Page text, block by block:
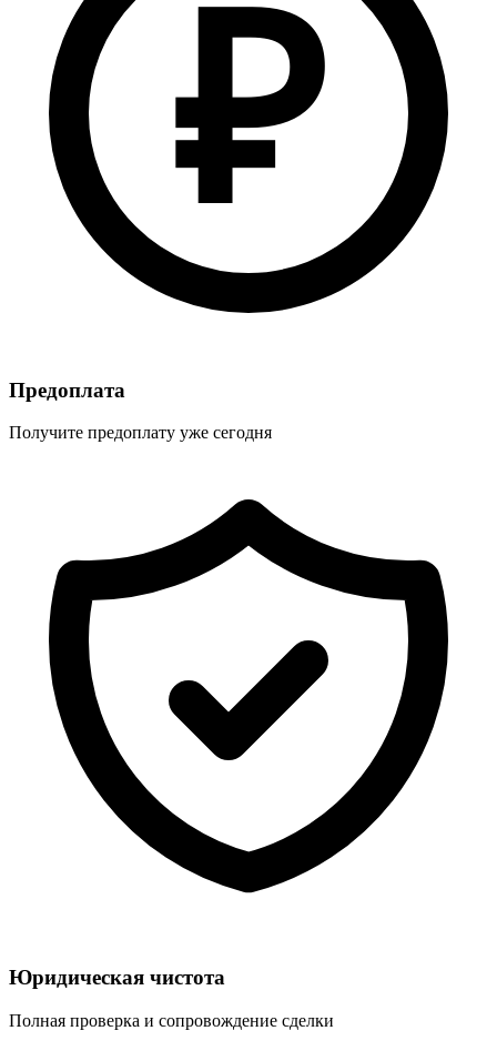
₽
Предоплата
Получите предоплату уже сегодня
Юридическая чистота
Полная проверка и сопровождение сделки